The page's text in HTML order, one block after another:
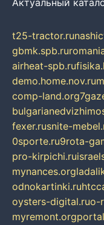
Актуальный
t25-tractor.ru
gbmk.spb.ru
airheat-spb.ru
demo.home.nov.ru
comp-land.org
fexer.rusnite-
0sporte.ru9rota-
pro-kirpichi.ru
mynances.org
odnokartinki.ru
oysters-digital.ruo-
myremont.org